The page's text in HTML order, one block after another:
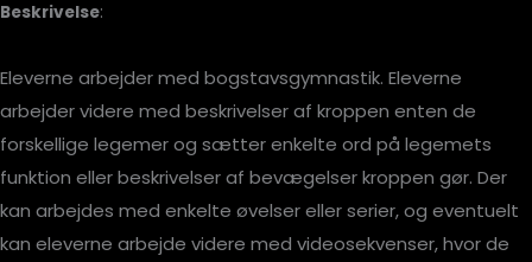
Beskrivelse:
Eleverne arbejder med bogstavsgymnastik. Eleverne
arbejder videre med beskrivelser af kroppen enten de
forskellige legemer og sætter enkelte ord på legemets
funktion eller beskrivelser af bevægelser kroppen gør. Der
kan arbejdes med enkelte øvelser eller serier, og eventuelt
kan eleverne arbejde videre med videosekvenser, hvor de